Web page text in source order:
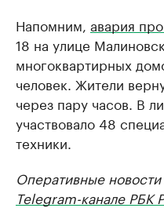
Напомним, авария
18 на улице
многоквартирных
человек. Жители
через пару часов. В
участвовало 48
техники.
Оперативные
Telegram-канале РБК